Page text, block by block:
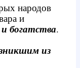
народов
и
богатства.
из